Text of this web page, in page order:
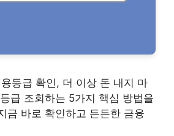
등급 확인, 더 이상 돈 내지 마
급 조회하는 5가지 핵심 방법을
금 바로 확인하고 든든한 금융